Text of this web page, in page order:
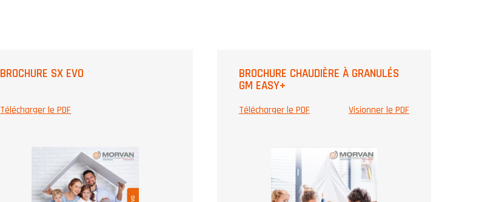
BROCHURE SX EVO
Télécharger le PDF
BROCHURE CHAUDIÈRE À GRANULÉS
GM EASY+
Télécharger le PDF Visionner le PDF